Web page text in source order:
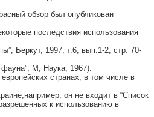
обзор был опубликован
последствия использования
Беркут, 1997, т.6, вып.1-2, стр. 70-
фауна”, М, Наука, 1967).
странах, в том числе в
он не входит в “Список
к использованию в